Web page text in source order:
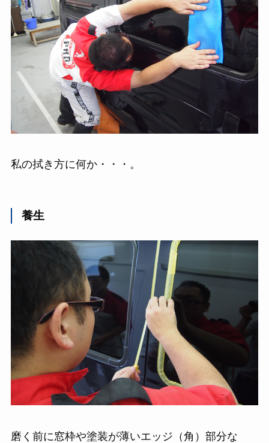
私の拭き方に何か・・・。
養生
磨く前に窓枠や塗装が薄いエッジ（角）部分な